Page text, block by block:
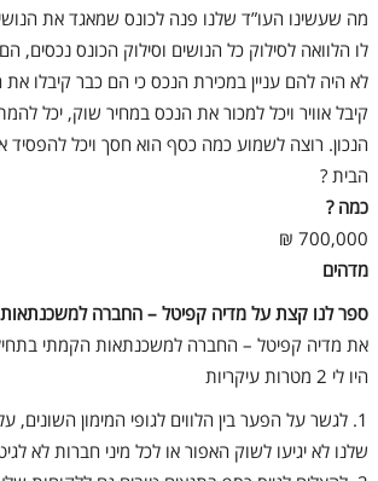
מה שעשינו העו”ד שלנו פנה לכונס שמאגד את
לו הלוואה לסילוק כל הנושים וסילוק הכונס נכסים,
לא היה להם עניין במכירת הנכס כי הם כבר קיבלו
קיבל אוויר ויכל למכור את הנכס במחיר שוק, יכל
הנכון. רוצה לשמוע כמה כסף הוא חסך ויכל להפסיד
הבית ?
כמה ?
700,000 ₪
מדהים
ספר לנו קצת על מדיה קפיטל – החברה למשכנתאות
היו לי 2 מטרות עיקריות
1. לגשר על הפער בין הלווים לגופי המימון
שלנו לא יגיעו לשוק האפור או לכל מיני חברות לא